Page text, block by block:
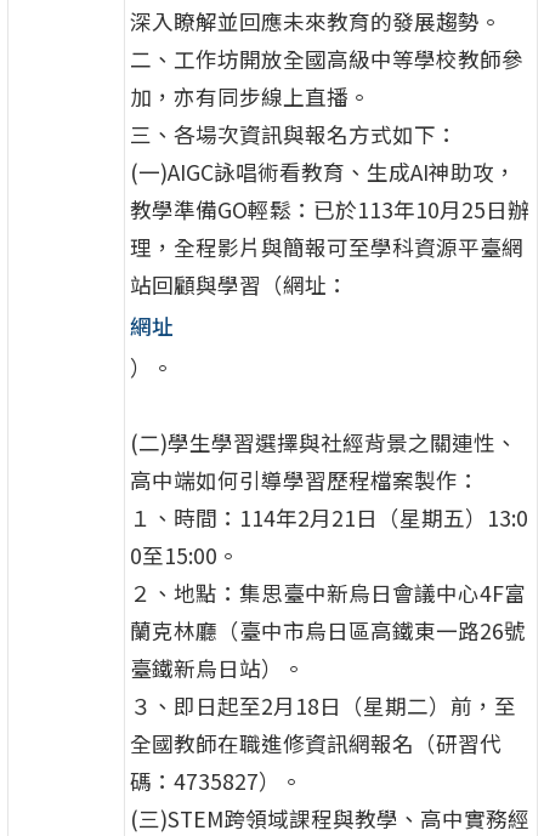
深入瞭解並回應未來教育的發展趨勢。
二、工作坊開放全國高級中等學校教師參
加，亦有同步線上直播。
三、各場次資訊與報名方式如下：
(一)AIGC詠唱術看教育、生成AI神助攻，
教學準備GO輕鬆：已於113年10月25日辦
理，全程影片與簡報可至學科資源平臺網
站回顧與學習（網址：
網址
）。
(二)學生學習選擇與社經背景之關連性、
高中端如何引導學習歷程檔案製作：
１、時間：114年2月21日（星期五）13:0
0至15:00。
２、地點：集思臺中新烏日會議中心4F富
蘭克林廳（臺中市烏日區高鐵東一路26號
臺鐵新烏日站）。
３、即日起至2月18日（星期二）前，至
全國教師在職進修資訊網報名（研習代
碼：4735827）。
(三)STEM跨領域課程與教學、高中實務經